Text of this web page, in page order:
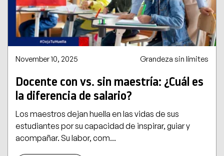
November 10, 2025 Grandeza sin límites
Docente con vs. sin maestría: ¿Cuál es
la diferencia de salario?
Los maestros dejan huella en las vidas de sus
estudiantes por su capacidad de inspirar, guiar y
acompañar. Su labor, com...